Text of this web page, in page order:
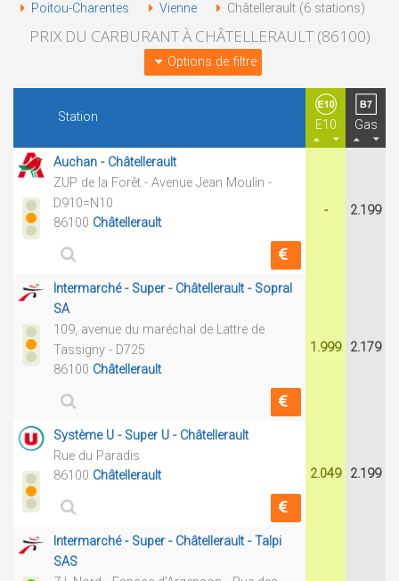
Poitou-Charentes Vienne Châtellerault (6 stations)
PRIX DU CARBURANT À CHÂTELLERAULT (86100)
Options de filtre
Station
E10 Gas
Auchan - Châtellerault
ZUP de la Forêt - Avenue Jean Moulin -
D910=N10
86100 Châtellerault
- 2.199
Intermarché - Super - Châtellerault - Sopral
SA
109, avenue du maréchal de Lattre de
Tassigny - D725
86100 Châtellerault
1.999 2.179
Système U - Super U - Châtellerault
Rue du Paradis
86100 Châtellerault 2.049 2.199
Intermarché - Super - Châtellerault - Talpi
SAS